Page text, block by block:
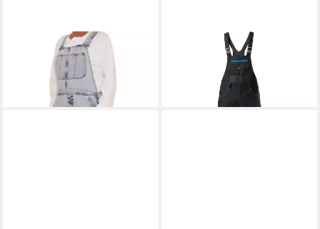
Latzjeans Overall B
Jeans Latzhose
Arbeitshose